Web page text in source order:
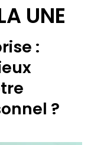
UNE
:
?